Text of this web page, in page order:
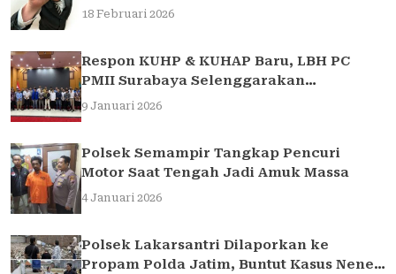
18 Februari 2026
Respon KUHP & KUHAP Baru, LBH PC
PMII Surabaya Selenggarakan
Sarasehan Hukum
9 Januari 2026
Polsek Semampir Tangkap Pencuri
Motor Saat Tengah Jadi Amuk Massa
4 Januari 2026
Polsek Lakarsantri Dilaporkan ke
Propam Polda Jatim, Buntut Kasus Nenek